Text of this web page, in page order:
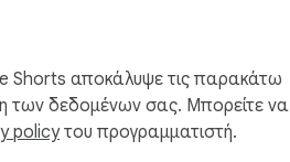
Shorts αποκάλυψε τις παρακάτω
των δεδομένων σας. Μπορείτε να
policyτου προγραμματιστή.